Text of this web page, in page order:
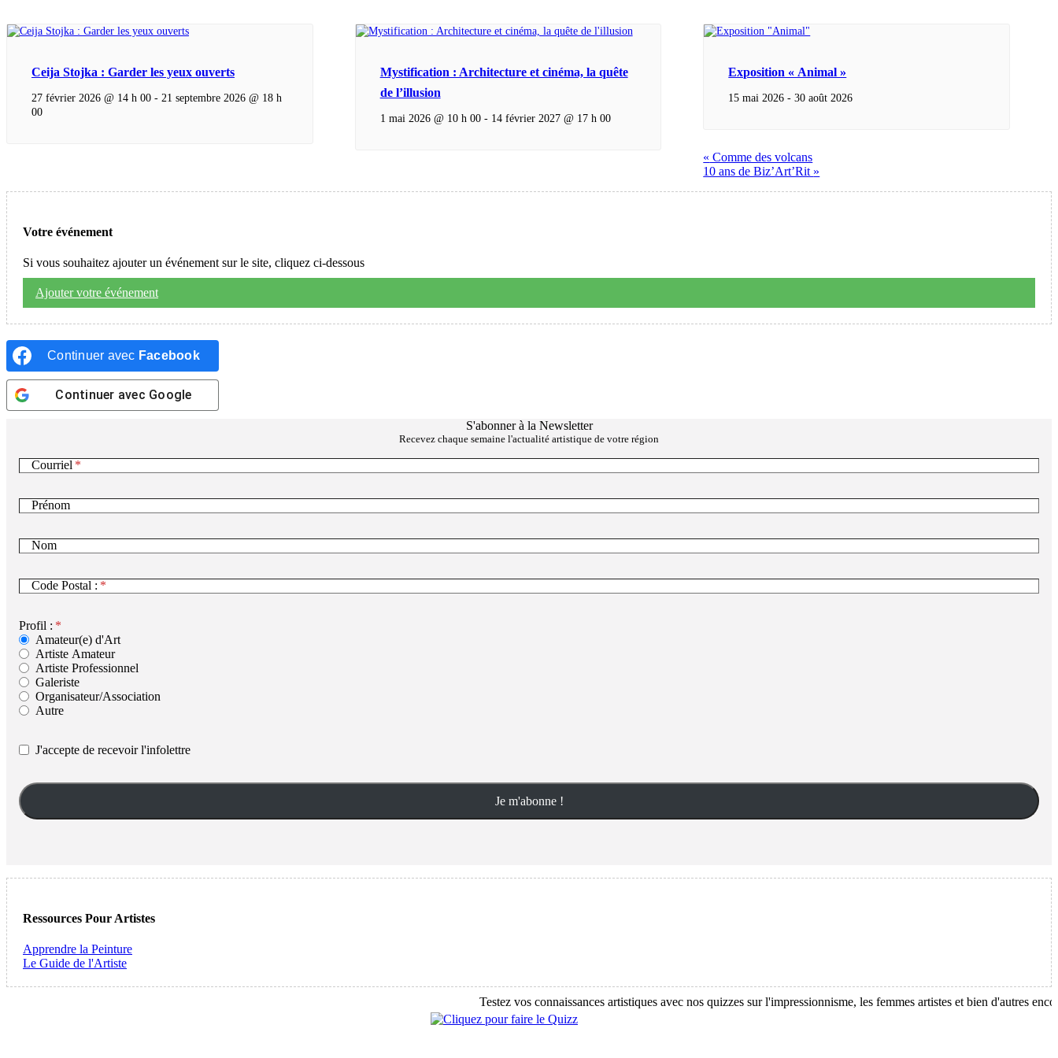
Ceija Stojka : Garder les yeux ouverts
27 février 2026 @ 14 h 00 - 21 septembre 2026 @ 18 h
00
Mystification : Architecture et cinéma, la quête
de l’illusion
1 mai 2026 @ 10 h 00- 14 février 2027 @ 17 h 00
Exposition « Animal »
15 mai 2026 -30 août 2026
« Comme des volcans
10 ans de Biz’Art’Rit »
Votre événement
Si vous souhaitez ajouter un événement sur le site, cliquez ci-dessous
Ajouter votre événement
Continuer avec Facebook
Continuer avec Google
S'abonner à la Newsletter
Recevez chaque semaine l'actualité artistique de votre région
Courriel
Prénom
Nom
Code Postal :
Profil :
Amateur(e) d'Art
Artiste Amateur
Artiste Professionnel
Galeriste
Organisateur/Association
Autre
J'accepte de recevoir l'infolettre
Ressources Pour Artistes
Apprendre la Peinture
Le Guide de l'Artiste
Testez vos connaissances artistiques avec nos quizzes sur l'impressionnisme, les femmes artistes et bien d'autres encore!